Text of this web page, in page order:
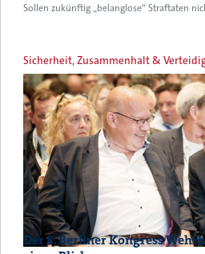
Sollen zukünftig „belanglose“ Straftaten
Sicherheit, Zusammenhalt &
Der 8. Berliner Kongress